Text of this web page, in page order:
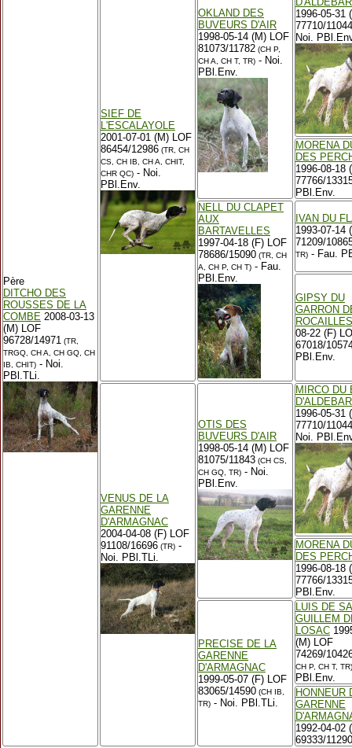
Père
DITCHO DES
ROUSSES DE LA
COMBE 2008-03-13
(M) LOF
96728/14971 (TR,
TRGQ, CH A, CH GQ, CH
IB, CHIT) - Noi.
PBl.TLi.
SIEF DE
L'ESCALAYOLE
2001-07-01 (M) LOF
86454/12986 (TR, CH
CS, CH IB, CH A, CHIT,
CHR QC) - Noi.
PBl.Env.
OKLAND DES
BUVEURS D'AIR
1998-05-14 (M) LOF
81073/11782 (CH P,
CH A, CH T, TR) - Noi.
PBl.Env.
1996-05-31
77710/11044
Noi.
MORENA
DES
1996-08-18
77766/
PBl.Env.
NELL DU CLAPET
AUX
BARTAVELLES
1997-04-18 (F) LOF
78686/15090 (TR, CH
A, CH P, CH T) - Fau.
PBl.Env.
IVAN DU
1993-07-14
71209/
TR) - Fau.
GIPSY DU
GARRON
ROCAILLES
08-22 (F)
67018/
PBl.Env.
VENUS DE LA
GARENNE
D'ARMAGNAC
2004-04-08 (F) LOF
91108/16696 (TR) -
Noi. PBl.TLi.
OTIS DES
BUVEURS D'AIR
1998-05-14 (M) LOF
81075/11843 (CH CS,
CH GQ, TR) - Noi.
PBl.Env.
MIRCO DU
1996-05-31
77710/11044
Noi.
MORENA
DES
1996-08-18
77766/
PBl.Env.
PRECISE DE LA
GARENNE
D'ARMAGNAC
1999-05-07 (F) LOF
83065/14590 (CH IB,
TR) - Noi. PBl.TLi.
LUIS DE
GUILLEM
LOSAC
(M) LOF
74269/
CH P, CH T, TR)
PBl.Env.
HONNEUR
GARENNE
1992-04-02
69333/